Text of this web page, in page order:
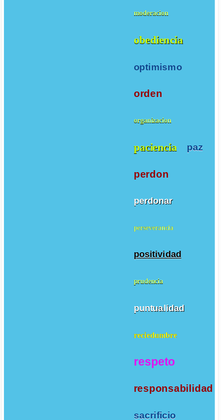
moderacion
obediencia
optimismo
orden
organizacion
paciencia paz
perdon
perdonar
perseverancia
positividad
prudencia
puntualidad
reciedumbre
respeto
responsabilidad
sacrificio